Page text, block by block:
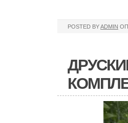
POSTED BYADMIN